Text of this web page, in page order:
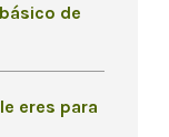
de
eres para